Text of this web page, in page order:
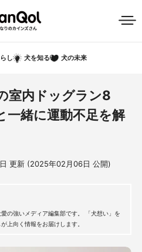
し 犬を知る 犬の未来
室内ドッグラン8
一緒に運動不足を解
更新 (2025年02月06日 公開)
の強いメディア編集部です。 「犬想い」を
上向く情報をお届けします。